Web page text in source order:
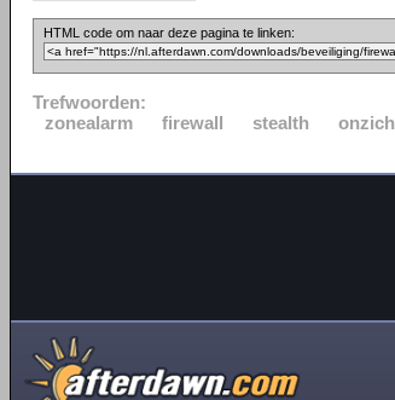
HTML code om naar deze pagina te linken:
Trefwoorden:
zonealarm
firewall stealth